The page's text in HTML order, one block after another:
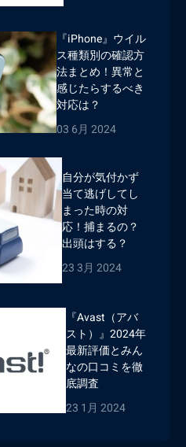
『iPhone』ウイル
ス種類別の確認方
法まとめ！異常と
感じたらするべき
対応は？
03 6月 2024
自分が気付かず
当て逃げしてし
まった時の対
応！捕まるの？
出頭はする？
23 3月 2024
『Avast（アバ
スト）』2024年
最新評価とみん
なの口コミを徹
底調査
23 1月 2024